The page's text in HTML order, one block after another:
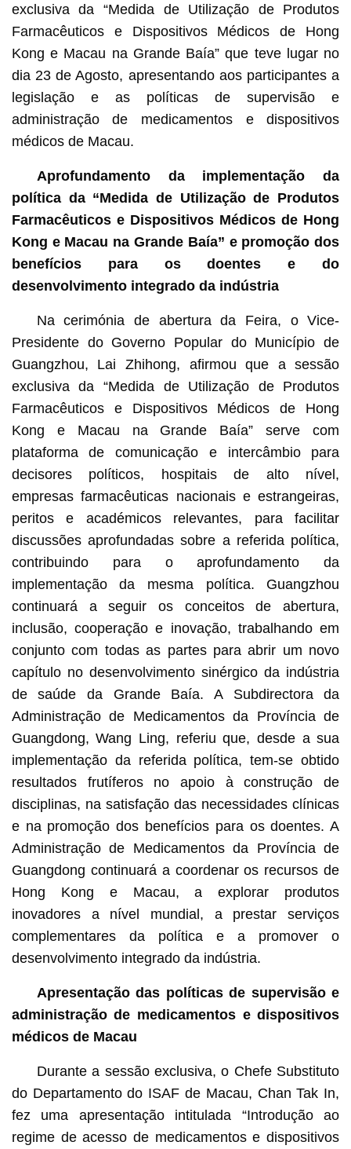
exclusiva da “Medida de Utilização de Produtos
Farmacêuticos e Dispositivos Médicos de Hong
Kong e Macau na Grande Baía” que teve lugar no
dia 23 de Agosto, apresentando aos participantes a
legislação e as políticas de supervisão e
administração de medicamentos e dispositivos
médicos de Macau.
Aprofundamento da implementação da
política da “Medida de Utilização de Produtos
Farmacêuticos e Dispositivos Médicos de Hong
Kong e Macau na Grande Baía” e promoção dos
benefícios para os doentes e do
desenvolvimento integrado da indústria
Na cerimónia de abertura da Feira, o Vice-
Presidente do Governo Popular do Município de
Guangzhou, Lai Zhihong, afirmou que a sessão
exclusiva da “Medida de Utilização de Produtos
Farmacêuticos e Dispositivos Médicos de Hong
Kong e Macau na Grande Baía” serve com
plataforma de comunicação e intercâmbio para
decisores políticos, hospitais de alto nível,
empresas farmacêuticas nacionais e estrangeiras,
peritos e académicos relevantes, para facilitar
discussões aprofundadas sobre a referida política,
contribuindo para o aprofundamento da
implementação da mesma política. Guangzhou
continuará a seguir os conceitos de abertura,
inclusão, cooperação e inovação, trabalhando em
conjunto com todas as partes para abrir um novo
capítulo no desenvolvimento sinérgico da indústria
de saúde da Grande Baía. A Subdirectora da
Administração de Medicamentos da Província de
Guangdong, Wang Ling, referiu que, desde a sua
implementação da referida política, tem-se obtido
resultados frutíferos no apoio à construção de
disciplinas, na satisfação das necessidades clínicas
e na promoção dos benefícios para os doentes. A
Administração de Medicamentos da Província de
Guangdong continuará a coordenar os recursos de
Hong Kong e Macau, a explorar produtos
inovadores a nível mundial, a prestar serviços
complementares da política e a promover o
desenvolvimento integrado da indústria.
Apresentação das políticas de supervisão e
administração de medicamentos e dispositivos
médicos de Macau
Durante a sessão exclusiva, o Chefe Substituto
do Departamento do ISAF de Macau, Chan Tak In,
fez uma apresentação intitulada “Introdução ao
regime de acesso de medicamentos e dispositivos